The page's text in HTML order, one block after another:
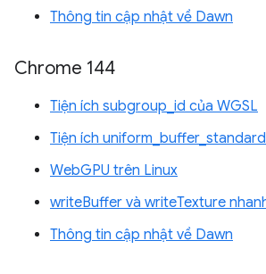
Thông tin cập nhật về Dawn
Chrome 144
Tiện ích subgroup_id của WGSL
Tiện ích
WebGPU trên Linux
writeBuffer và writeTexture
Thông tin cập nhật về Dawn